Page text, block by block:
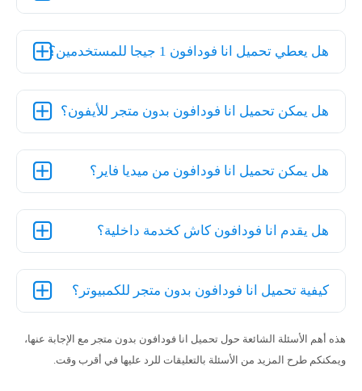
هل يعطي تحميل انا فودافون 1 جيجا للمستخدمين؟
هل يمكن تحميل انا فودافون بدون متجر للأيفون؟
هل يمكن تحميل انا فودافون من ميديا فاير؟
هل يقدم انا فودافون كاش كخدمة داخلية؟
كيفية تحميل انا فودافون بدون متجر للكمبيوتر؟
هذه أهم الأسئلة الشائعة حول تحميل انا فودافون بدون متجر مع الإجابة عنها،
ويمكنكم طرح المزيد من الأسئلة بالتعليقات للرد عليها في أقرب وقت.